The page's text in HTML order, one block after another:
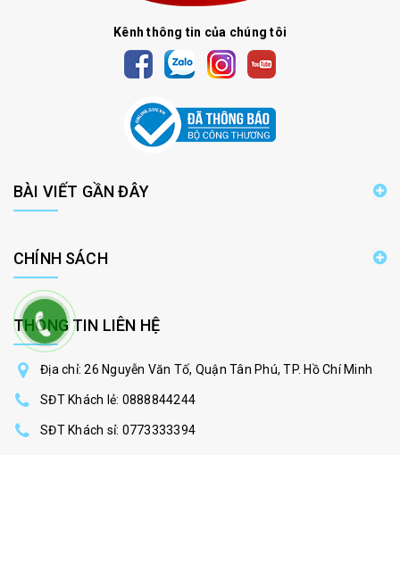
Kênh thông tin của chúng tôi
BÀI VIẾT GẦN ĐÂY
CHÍNH SÁCH
THÔNG TIN LIÊN HỆ
Địa chỉ: 26 Nguyễn Văn Tố, Quận Tân Phú, TP. Hồ Chí Minh
SĐT Khách lẻ: 0888844244
SĐT Khách sỉ: 0773333394